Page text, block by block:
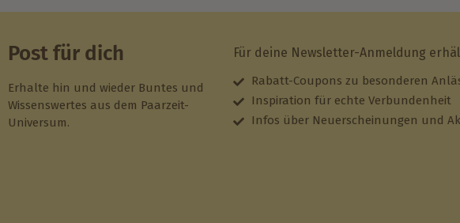
Post für dich
Erhalte hin und wieder Buntes und
Wissenswertes aus dem Paarzeit-
Universum.
Für deine Newsletter-Anmeldung
Rabatt-Coupons zu besonderen
Inspiration für echte Verbundenheit
Infos über Neuerscheinungen und